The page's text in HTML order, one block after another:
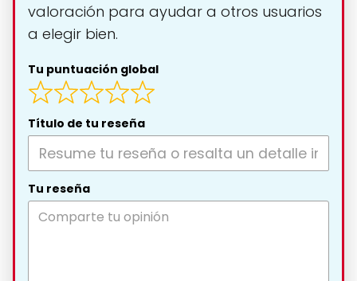
valoración para ayudar a otros usuarios
a elegir bien.
Tu puntuación global
Título de tu reseña
Tu reseña